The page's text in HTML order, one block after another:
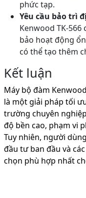
phức tạp.
Yêu cầu bảo trì
Kenwood TK-
bảo hoạt động
có thể tạo thêm
Kết luận
Máy bộ đàm
là một giải pháp tối
trường chuyên
độ bền cao, phạm vi
Tuy nhiên, người
đầu tư ban đầu và
chọn phù hợp nhất